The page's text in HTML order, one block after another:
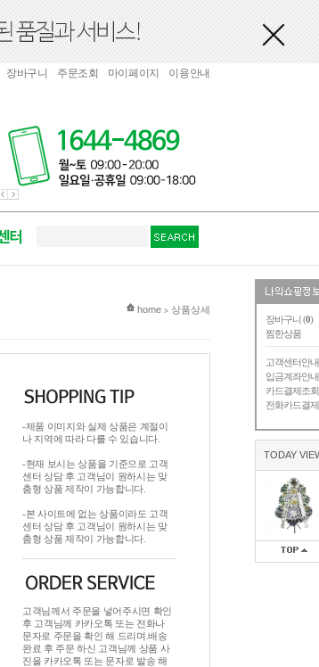
장바구니 (0)
찜한상품
고객센터안내
입금계좌안내
카드결제조회
전화카드결제
TODAY
장바구니 주문조회 마이페이지 이용안내
현재 위치
home > 상품상세
-제품 이미지와 실제 상품은 계절이
나 지역에 따라 다를 수 있습니다.
-현재 보시는 상품을 기준으로 고객
센터 상담 후 고객님이 원하시는 맞
춤형 상품 제작이 가능합니다.
-본 사이트에 없는 상품이라도 고객
센터 상담 후 고객님이 원하시는 맞
춤형 상품 제작이 가능합니다.
고객님께서 주문을 넣어주시면 확인
후 고객님께 카카오톡 또는 전화나
문자로 주문을 확인 해 드리며.배송
완료 후 주문 하신 고객님께 상품 사
진을 카카오톡 또는 문자로 발송 해